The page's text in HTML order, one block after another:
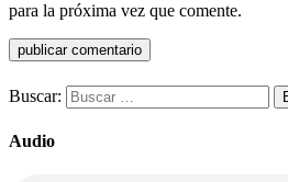
para la próxima vez que comente.
Buscar:
Audio